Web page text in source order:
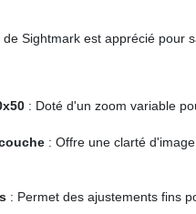
de Sightmark est apprécié
: Doté d'un zoom variable
: Offre une clarté
: Permet des ajustements fins